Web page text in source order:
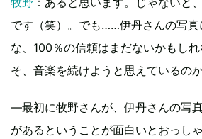
です（笑）。でも……伊丹さんの写真
な、100％の信頼はまだないかもし
そ、音楽を続けようと思えているの
―最初に牧野さんが、伊丹さんの写
があるということが面白いとおっし